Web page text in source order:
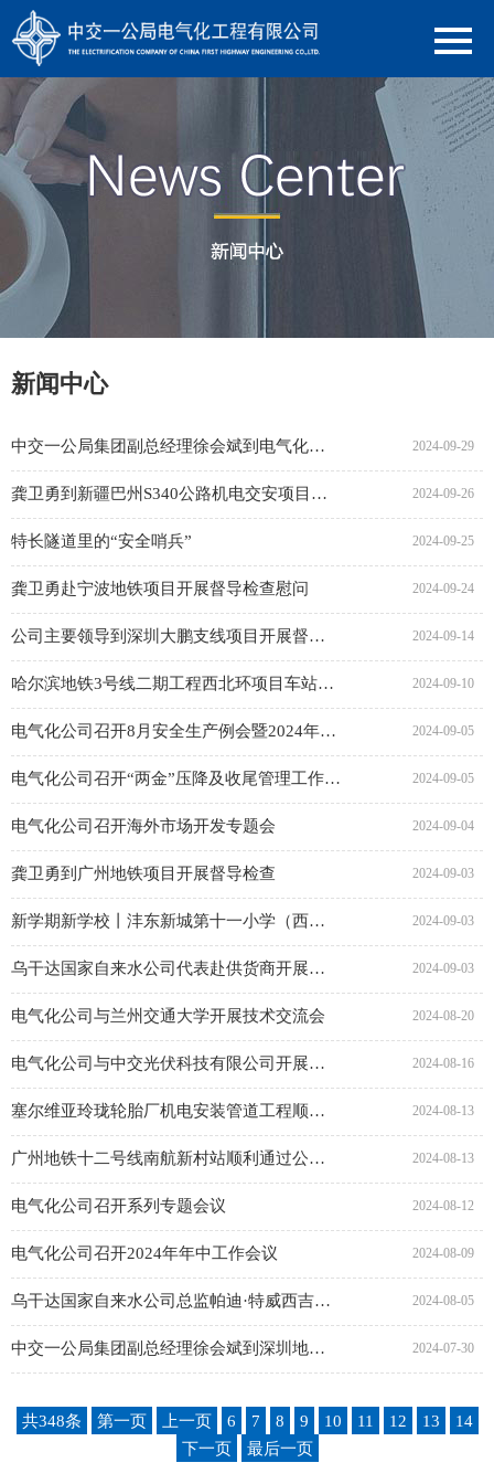
新闻中心
2024-09-29
中交一公局集团副总经理徐会斌到电气化公司调研指导工作
2024-09-26
龚卫勇到新疆巴州S340公路机电交安项目开展督导检查
2024-09-25
特长隧道里的“安全哨兵”
2024-09-24
龚卫勇赴宁波地铁项目开展督导检查慰问
2024-09-14
公司主要领导到深圳大鹏支线项目开展督导检查慰问
2024-09-10
哈尔滨地铁3号线二期工程西北环项目车站设备安装工程单位（子单位）工程顺利通过验收
2024-09-05
电气化公司召开8月安全生产例会暨2024年“质量月”活动启动会
2024-09-05
电气化公司召开“两金”压降及收尾管理工作专题会
2024-09-04
电气化公司召开海外市场开发专题会
2024-09-03
龚卫勇到广州地铁项目开展督导检查
2024-09-03
新学期新学校丨沣东新城第十一小学（西安三桥小学）项目如期交用
2024-09-03
乌干达国家自来水公司代表赴供货商开展厂验工作
2024-08-20
电气化公司与兰州交通大学开展技术交流会
2024-08-16
电气化公司与中交光伏科技有限公司开展交流座谈会
2024-08-13
塞尔维亚玲珑轮胎厂机电安装管道工程顺利完工
2024-08-13
广州地铁十二号线南航新村站顺利通过公共区墙面、地面首件验收
2024-08-12
电气化公司召开系列专题会议
2024-08-09
电气化公司召开2024年年中工作会议
2024-08-05
乌干达国家自来水公司总监帕迪·特威西吉赴UMW供水项目开展调研指导
2024-07-30
中交一公局集团副总经理徐会斌到深圳地铁6支二期项目开展督导检查
共348条 第一页 上一页 6 7 8 9 10 11 12 13
14
下一页
最后一页